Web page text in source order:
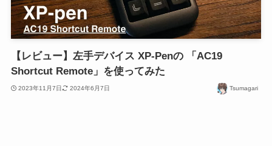
【レビュー】左手デバイス XP-Penの 「AC19
Shortcut Remote」を使ってみた
2023年11月7日 2024年6月7日 Tsumagari